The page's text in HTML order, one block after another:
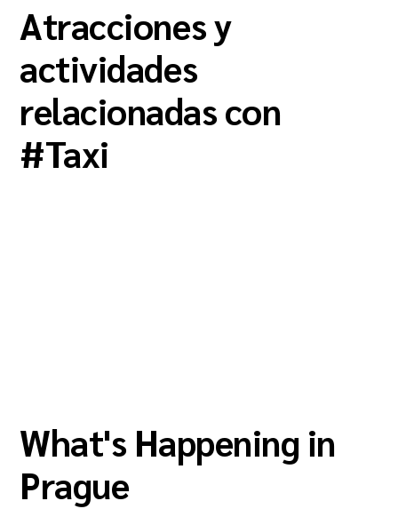
Atracciones y
actividades
relacionadas con
#Taxi
What's Happening in
Prague